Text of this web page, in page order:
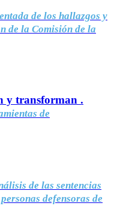
de los hallazgos y
de la Comisión de la
y transforman .
de
de las sentencias
defensoras de